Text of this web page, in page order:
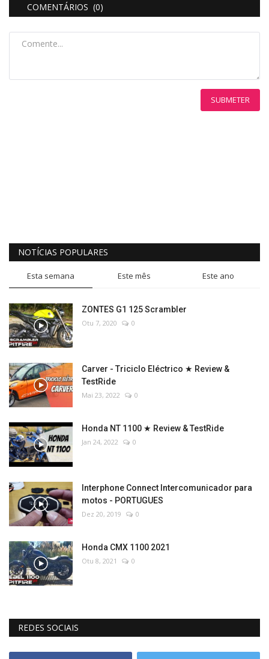
COMENTÁRIOS (0)
SUBMETER
NOTÍCIAS POPULARES
Esta semana Este mês Este ano
ZONTES G1 125 Scrambler
Otu 7, 2020 0
Carver - Triciclo Eléctrico ★ Review &
TestRide
Mai 23, 2022 0
Honda NT 1100 ★ Review & TestRide
Jan 24, 2022 0
Interphone Connect Intercomunicador para
motos - PORTUGUES
Dez 20, 2019 0
Honda CMX 1100 2021
Otu 8, 2021 0
REDES SOCIAIS